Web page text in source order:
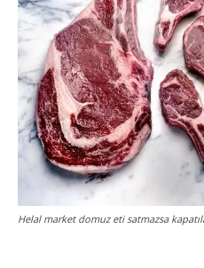
Helal market domuz eti satmazsa